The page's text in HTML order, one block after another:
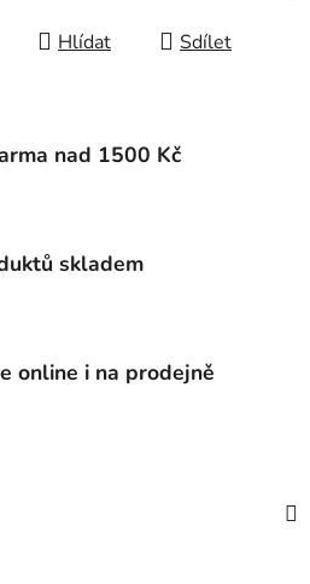
Hlídat Sdílet
nad 1500 Kč
skladem
online i na prodejně